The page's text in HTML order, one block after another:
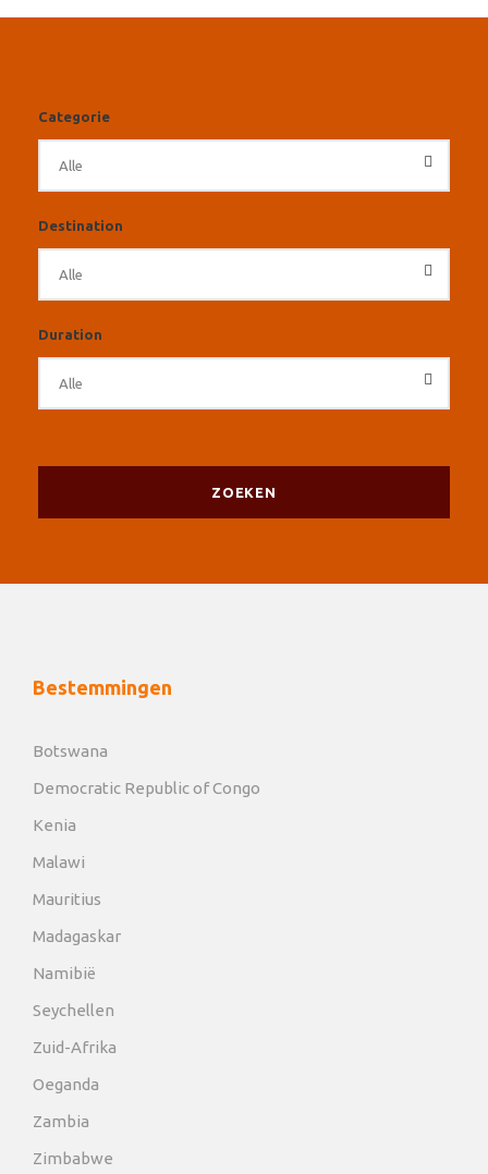
Categorie
Destination
Duration
Bestemmingen
Botswana
Democratic Republic of Congo
Kenia
Malawi
Mauritius
Madagaskar
Namibië
Seychellen
Zuid-Afrika
Oeganda
Zambia
Zimbabwe